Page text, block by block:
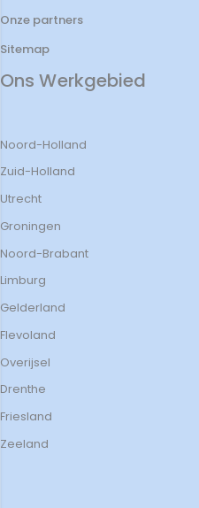
Onze partners
Sitemap
Ons Werkgebied
Noord-Holland
Zuid-Holland
Utrecht
Groningen
Noord-Brabant
Limburg
Gelderland
Flevoland
Overijsel
Drenthe
Friesland
Zeeland